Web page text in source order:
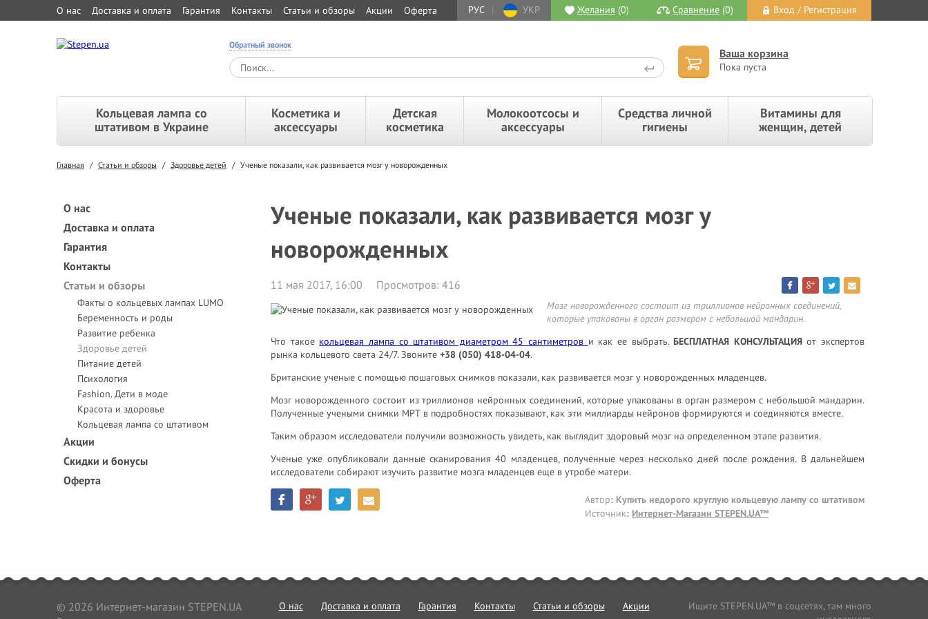
О нас Доставка и оплата Гарантия Контакты Статьи и обзоры Акции Оферта РУС | УКР Желания (0) Сравнение (0) Вход / Регистрация
Обратный звонок
Ваша корзина
Пока пуста
Кольцевая лампа со
штативом в Украине
Косметика и
аксессуары
Детская
косметика
Молокоотсосы и
аксессуары
Средства личной
гигиены
Витамины для
женщин, детей
Главная / Статьи и обзоры / Здоровье детей / Ученые показали, как развивается мозг у новорожденных
О нас
Доставка и оплата
Гарантия
Контакты
Статьи и обзоры
Факты о кольцевых лампах LUMO
Беременность и роды
Развитие ребенка
Здоровье детей
Питание детей
Психология
Fashion. Дети в моде
Красота и здоровье
Кольцевая лампа со штативом
Акции
Скидки и бонусы
Оферта
Ученые показали, как развивается мозг у
новорожденных
11 мая 2017, 16:00 Просмотров: 416
Мозг новорожденного состоит из триллионов нейронных соединений,
которые упакованы в орган размером с небольшой мандарин.
Что такое кольцевая лампа со штативом диаметром 45 сантиметров и как ее выбрать.БЕСПЛАТНАЯ КОНСУЛЬТАЦИЯот экспертов
рынка кольцевого света 24/7. Звоните +38 (050) 418-04-04.
Британские ученые с помощью пошаговых снимков показали, как развивается мозг у новорожденных младенцев.
Мозг новорожденного состоит из триллионов нейронных соединений, которые упакованы в орган размером с небольшой мандарин.
Полученные учеными снимки МРТ в подробностях показывают, как эти миллиарды нейронов формируются и соединяются вместе.
Таким образом исследователи получили возможность увидеть, как выглядит здоровый мозг на определенном этапе развития.
Ученые уже опубликовали данные сканирования 40 младенцев, полученные через несколько дней после рождения. В дальнейшем
исследователи собирают изучить развитие мозга младенцев еще в утробе матери.
Автор: Купить недорого круглую кольцевую лампу со штативом
Источник: Интернет-Магазин STEPEN.UA™
© 2026 Интернет-магазин STEPEN.UA О нас Доставка и оплата Гарантия Контакты Статьи и обзоры Акции
Ищите STEPEN.UA™ в соцсетях, там много